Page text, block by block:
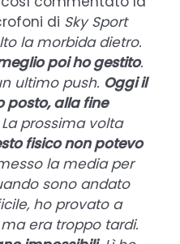
di Sky Sport
la morbida dietro.
poi ho gestito.
ultimo push. Oggi il
posto, alla fine
prossima volta
fisico non potevo
la media per
sono andato
ho provato a
era troppo tardi.